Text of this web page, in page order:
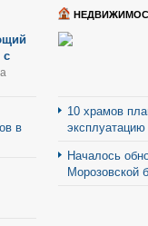
с
в
10 храмов
Началось
Морозовской